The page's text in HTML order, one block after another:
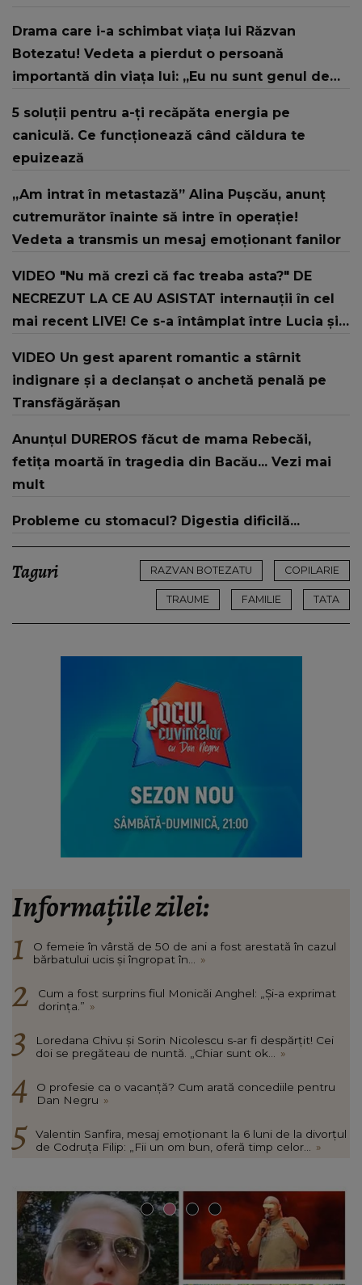
Drama care i-a schimbat viața lui Răzvan
Botezatu! Vedeta a pierdut o persoană
importantă din viața lui: „Eu nu sunt genul de
5 soluții pentru a-ți recăpăta energia pe
caniculă. Ce funcționează când căldura te
epuizează
„Am intrat în metastază” Alina Pușcău, anunț
cutremurător înainte să intre în operație!
Vedeta a transmis un mesaj emoționant fanilor
VIDEO "Nu mă crezi că fac treaba asta?" DE
NECREZUT LA CE AU ASISTAT internauții în cel
mai recent LIVE! Ce s-a întâmplat între Lucia și
VIDEO Un gest aparent romantic a stârnit
indignare și a declanșat o anchetă penală pe
Transfăgărășan
Anunțul DUREROS făcut de mama Rebecăi,
fetița moartă în tragedia din Bacău... Vezi mai
mult
Probleme cu stomacul? Digestia dificilă...
Taguri RAZVAN BOTEZATU COPILARIE
TRAUME FAMILIE TATA
Informațiile zilei:
O femeie în vârstă de 50 de ani a fost arestată în cazul
bărbatului ucis și îngropat în...
»
Cum a fost surprins fiul Monicăi Anghel: „Și-a exprimat
dorința.” »
Loredana Chivu și Sorin Nicolescu s-ar fi despărțit! Cei
doi se pregăteau de nuntă. „Chiar sunt ok...
»
O profesie ca o vacanță? Cum arată concediile pentru
Dan Negru »
Valentin Sanfira, mesaj emoționant la 6 luni de la divorțul
de Codruța Filip: „Fii un om bun, oferă timp celor...
»